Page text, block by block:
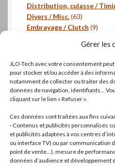
Gérer les
JLO-Tech avec votre consentement
pour stocker et/ou accéder à des
notamment de collecter ou traiter des
données de navigation, identifiants...
cliquant sur le lien « Refuser ».
Ces données sont traitées aux fins
- Contenus et publicités personnalisés
et publicités adaptées à vos centres
ou interface TV) ou par communication
point de vente…), mesure de
données d’audience et développement
Distribution, culasse /
Divers / Misc. 6363
produits
Embrayage / Clutch 99
1818
Pistons, segments /
- Roulements / Bearings 22
Transmission primaire /
Transmission secondaire /
produits
Visserie / Bolts and nuts 8
Litterature / Books 1111
produits
Autres modèles, Divers /
Dell'Orto 4242